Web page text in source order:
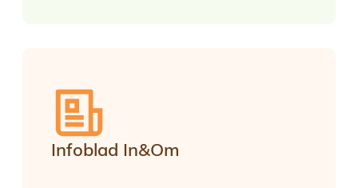
Infoblad In&Om